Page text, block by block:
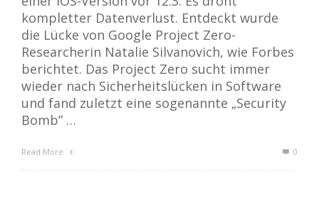
kompletter Datenverlust. Entdeckt wurde
die Lücke von Google Project Zero-
Researcherin Natalie Silvanovich, wie Forbes
berichtet. Das Project Zero sucht immer
wieder nach Sicherheitslücken in Software
und fand zuletzt eine sogenannte „Security
Bomb” …
Read More 0